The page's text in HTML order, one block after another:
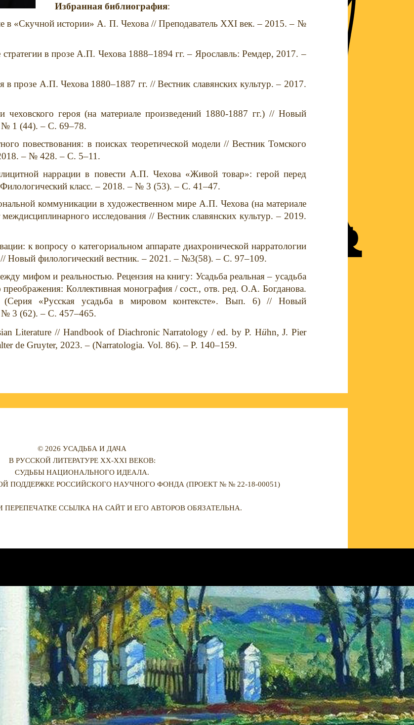
Избранная библиография:
в «Скучной истории» А. П. Чехова // Преподаватель XXI век. – 2015. – №
в прозе А.П. Чехова 1888–1894 гг. – Ярославль: Ремдер, 2017. –
в прозе А.П. Чехова 1880–1887 гг. // Вестник славянских культур. – 2017.
чеховского героя (на материале произведений 1880-1887 гг.) // Новый
№ 1 (44). – С. 69–78.
повествования: в поисках теоретической модели // Вестник Томского
2018. – № 428. – С. 5–11.
наррации в повести А.П. Чехова «Живой товар»: герой перед
класс. – 2018. – № 3 (53). – С. 41–47.
коммуникации в художественном мире А.П. Чехова (на материале
исследования // Вестник славянских культур. – 2019.
к вопросу о категориальном аппарате диахронической нарратологии
// Новый филологический вестник. – 2021. – №3(58). – С. 97–109.
мифом и реальностью. Рецензия на книгу: Усадьба реальная – усадьба
преображения: Коллективная монография / сост., отв. ред. О.А. Богданова.
«Русская усадьба в мировом контексте». Вып. 6) // Новый
№ 3 (62). – С. 457–465.
Literature // Handbook of Diachronic Narratology / ed. by P. Hühn, J. Pier
de Gruyter, 2023. – (Narratologia. Vol. 86). – P. 140–159.
© 2026 УСАДЬБА И ДАЧА
В РУССКОЙ ЛИТЕРАТУРЕ XX-XXI ВЕКОВ:
СУДЬБЫ НАЦИОНАЛЬНОГО ИДЕАЛА.
ПОДДЕРЖКЕ РОССИЙСКОГО НАУЧНОГО ФОНДА (ПРОЕКТ № № 22-18-00051)
ССЫЛКА НА САЙТ И ЕГО АВТОРОВ ОБЯЗАТЕЛЬНА.